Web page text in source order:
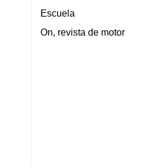
Escuela
On, revista de motor